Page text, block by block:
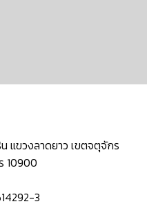
แขวงลาดยาว เขตจตุจักร
10900
3